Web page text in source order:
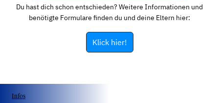
Du hast dich schon entschieden? Weitere Informationen und
benötigte Formulare finden du und deine Eltern hier:
Klick hier!
Infos